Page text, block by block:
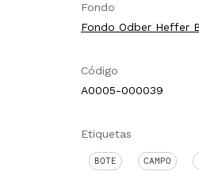
Fondo
Fondo Odber Heffer
Código
A0005-000039
Etiquetas
BOTE CAMPO